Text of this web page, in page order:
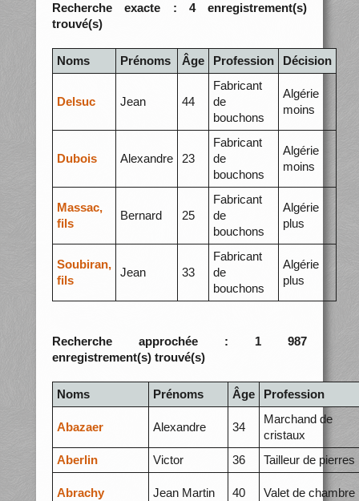
Recherche exacte : 4 enregistrement(s)
trouvé(s)
Noms Prénoms Âge Profession Décision
Delsuc Jean 44
Fabricant
de
bouchons
Algérie
moins
Dubois Alexandre 23
Fabricant
de
bouchons
Algérie
moins
Massac,
fils
Bernard 25
Fabricant
de
bouchons
Algérie
plus
Soubiran,
fils
Jean 33
Fabricant
de
bouchons
Algérie
plus
Recherche approchée : 1 987
enregistrement(s) trouvé(s)
Noms Prénoms Âge Profession
Abazaer Alexandre 34
Marchand de
cristaux
Aberlin
Victor 36 Tailleur de pierres
Abrachy Jean Martin 40 Valet de chambre